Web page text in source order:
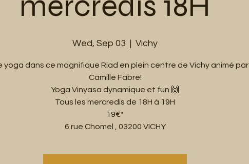
Wed, Sep 03
  |
Vichy
yoga dans ce magnifique Riad en plein centre de Vichy animé par
Camille Fabre!
Yoga Vinyasa dynamique et fun 🙌
Tous les mercredis de 18H à 19H
19€*
6 rue Chomel , 03200 VICHY